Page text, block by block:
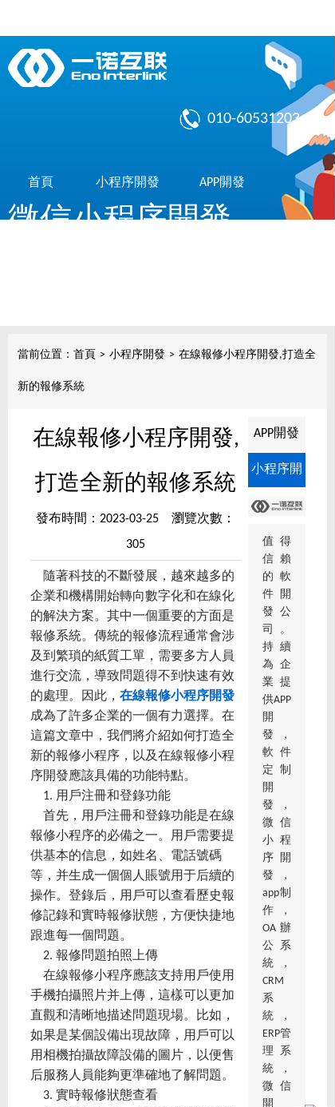
010-60531203
首頁 小程序開發 APP開發
微信小程序開發
當前位置： 首頁 > 小程序開發 > 在線報修小程序開發,打造全
新的報修系統
在線報修小程序開發,
打造全新的報修系統
發布時間：2023-03-25 瀏覽次數：
305
隨著科技的不斷發展，越來越多的
企業和機構開始轉向數字化和在線化
的解決方案。其中一個重要的方面是
報修系統。傳統的報修流程通常會涉
及到繁瑣的紙質工單，需要多方人員
進行交流，導致問題得不到快速有效
的處理。因此，在線報修小程序開發
成為了許多企業的一個有力選擇。在
這篇文章中，我們將介紹如何打造全
新的報修小程序，以及在線報修小程
序開發應該具備的功能特點。
1. 用戶注冊和登錄功能
首先，用戶注冊和登錄功能是在線
報修小程序的必備之一。用戶需要提
供基本的信息，如姓名、電話號碼
等，并生成一個個人賬號用于后續的
操作。登錄后，用戶可以查看歷史報
修記錄和實時報修狀態，方便快捷地
跟進每一個問題。
2. 報修問題拍照上傳
在線報修小程序應該支持用戶使用
手機拍攝照片并上傳，這樣可以更加
直觀和清晰地描述問題現場。比如，
如果是某個設備出現故障，用戶可以
用相機拍攝故障設備的圖片，以便售
后服務人員能夠更準確地了解問題。
3. 實時報修狀態查看
APP開發
小程序開
發
值得
信賴
的軟
件開
發公
司。
持續
為企
業提
供APP
開
發，
軟件
定制
開
發，
微信
小程
序開
發，
app制
作，
OA辦
公系
統，
CRM
系
統，
ERP管
理系
統，
微信
開